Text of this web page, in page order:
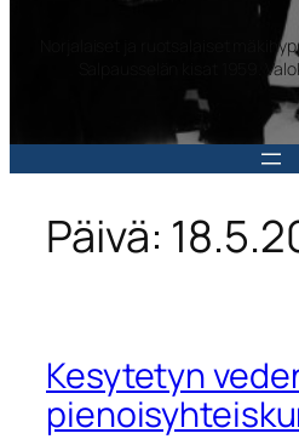
Norjalaiset ja ruotsalaiset
Salpausselän kisat 1959.
Päivä:
Kesytetyn